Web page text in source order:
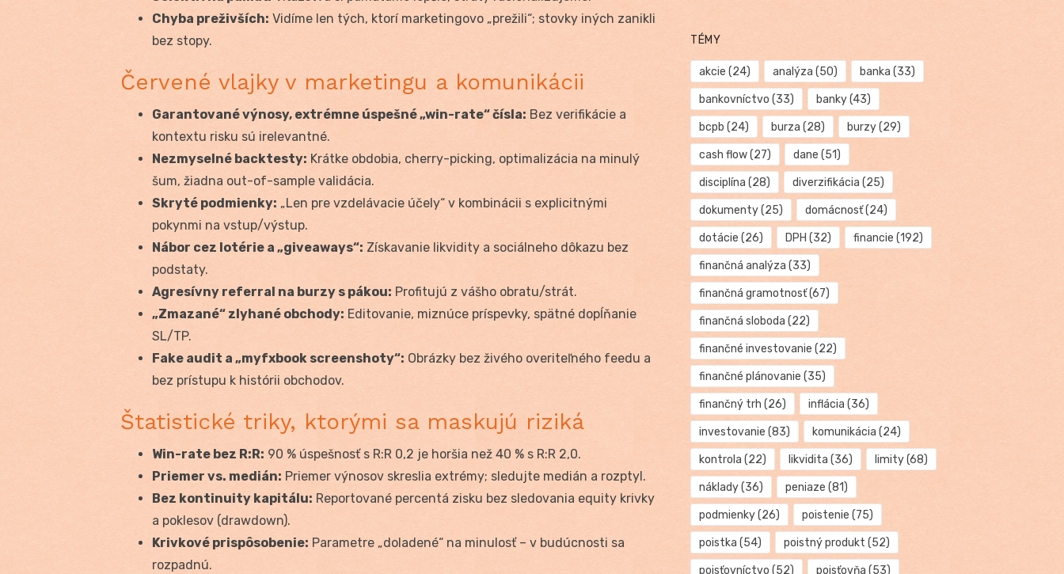
Chyba preživších: Vidíme len tých, ktorí marketingovo „prežili“; stovky iných zanikli
bez stopy.
Červené vlajky v marketingu a komunikácii
Garantované výnosy, extrémne úspešné „win-rate“ čísla: Bez verifikácie a
kontextu risku sú irelevantné.
Nezmyselné backtesty: Krátke obdobia, cherry-picking, optimalizácia na minulý
šum, žiadna out-of-sample validácia.
Skryté podmienky: „Len pre vzdelávacie účely“ v kombinácii s explicitnými
pokynmi na vstup/výstup.
Nábor cez lotérie a „giveaways“: Získavanie likvidity a sociálneho dôkazu bez
podstaty.
Agresívny referral na burzy s pákou: Profitujú z vášho obratu/strát.
„Zmazané“ zlyhané obchody: Editovanie, miznúce príspevky, spätné dopĺňanie
SL/TP.
Fake audit a „myfxbook screenshoty“: Obrázky bez živého overiteľného feedu a
bez prístupu k histórii obchodov.
Štatistické triky, ktorými sa maskujú riziká
Win-rate bez R:R: 90 % úspešnosť s R:R 0,2 je horšia než 40 % s R:R 2,0.
Priemer vs. medián: Priemer výnosov skreslia extrémy; sledujte medián a rozptyl.
Bez kontinuity kapitálu: Reportované percentá zisku bez sledovania equity krivky
a poklesov (drawdown).
Krivkové prispôsobenie: Parametre „doladené“ na minulosť – v budúcnosti sa
rozpadnú.
TÉMY
akcie (24) analýza (50) banka (33)
bankovníctvo (33) banky(43)
bcpb (24) burza (28) burzy(29)
cash flow(27) dane (51)
disciplína (28) diverzifikácia (25)
dokumenty(25) domácnosť(24)
dotácie (26) DPH (32) financie (192)
finančná analýza (33)
finančná gramotnosť(67)
finančná sloboda (22)
finančné investovanie (22)
finančné plánovanie (35)
finančný trh (26) inflácia (36)
investovanie (83) komunikácia (24)
kontrola (22) likvidita (36) limity(68)
náklady(36) peniaze (81)
podmienky(26) poistenie (75)
poistka (54) poistný produkt (52)
poisťovníctvo (52) poisťovňa (53)